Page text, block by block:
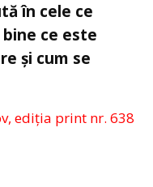
în cele ce
ce este
și cum se
ediția print nr. 638